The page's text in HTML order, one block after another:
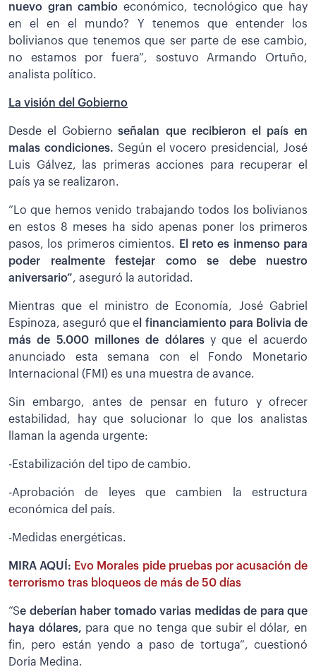
nuevo gran cambio económico, tecnológico que hay
en el en el mundo? Y tenemos que entender los
bolivianos que tenemos que ser parte de ese cambio,
no estamos por fuera”, sostuvo Armando Ortuño,
analista político.
La visión del Gobierno
Desde el Gobiernoseñalan que recibieron el país en
malas condiciones. Según el vocero presidencial, José
Luis Gálvez, las primeras acciones para recuperar el
país ya se realizaron.
“Lo que hemos venido trabajando todos los bolivianos
en estos 8 meses ha sido apenas poner los primeros
pasos, los primeros cimientos.
El reto es inmenso para
poder realmente festejar como se debe nuestro
aniversario”, aseguró la autoridad.
Mientras que el ministro de Economía, José Gabriel
Espinoza, aseguró que e l financiamiento para Bolivia de
más de 5.000 millones de dólaresy que el acuerdo
anunciado esta semana con el Fondo Monetario
Internacional (FMI) es una muestra de avance.
Sin embargo, antes de pensar en futuro y ofrecer
estabilidad, hay que solucionar lo que los analistas
llaman la agenda urgente:
-Estabilización del tipo de cambio.
-Aprobación de leyes que cambien la estructura
económica del país.
-Medidas energéticas.
MIRA AQUÍ: Evo Morales pide pruebas por acusación de
terrorismo tras bloqueos de más de 50 días
“Se deberían haber tomado varias medidas de para que
haya dólares, para que no tenga que subir el dólar, en
fin, pero están yendo a paso de tortuga”, cuestionó
Doria Medina.